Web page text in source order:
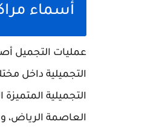
أسماء
عمليات التجميل
التجميلية داخل
التجميلية
العاصمة الرياض،